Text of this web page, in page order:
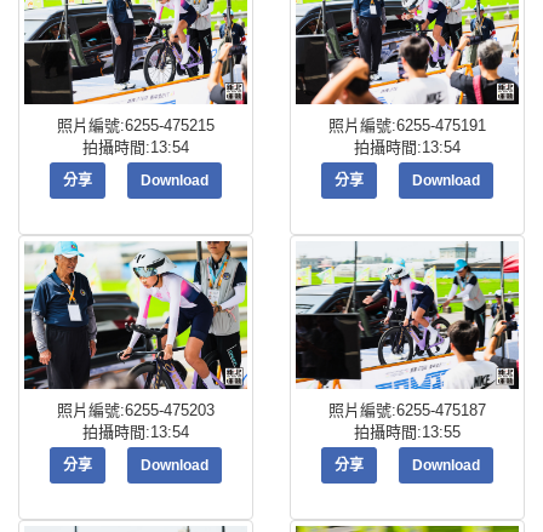
照片編號:6255-475215
拍攝時間:13:54
分享 Download
照片編號:6255-475191
拍攝時間:13:54
分享 Download
照片編號:6255-475203
拍攝時間:13:54
分享 Download
照片編號:6255-475187
拍攝時間:13:55
分享 Download